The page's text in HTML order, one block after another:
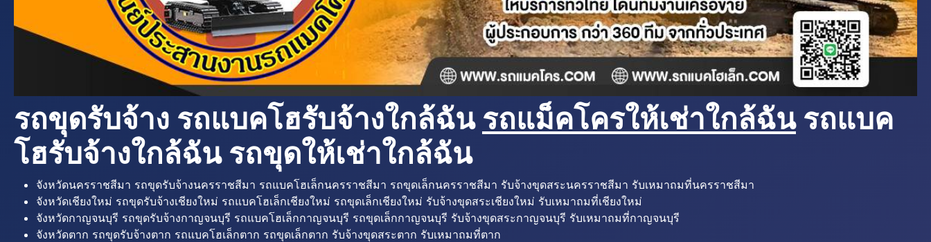
รถขุดรับจ้าง รถแบคโฮรับจ้างใกล้ฉัน รถแม็คโครให้เช่าใกล้ฉันรถแบค
โฮรับจ้างใกล้ฉัน รถขุดให้เช่าใกล้ฉัน
จังหวัดนครราชสีมา รถขุดรับจ้างนครราชสีมา รถแบคโฮเล็กนครราชสีมา รถขุดเล็กนครราชสีมา รับจ้างขุดสระนครราชสีมา รับเหมาถมที่นครราชสีมา
จังหวัดเชียงใหม่ รถขุดรับจ้างเชียงใหม่ รถแบคโฮเล็กเชียงใหม่ รถขุดเล็กเชียงใหม่ รับจ้างขุดสระเชียงใหม่ รับเหมาถมที่เชียงใหม่
จังหวัดกาญจนบุรี รถขุดรับจ้างกาญจนบุรี รถแบคโฮเล็กกาญจนบุรี รถขุดเล็กกาญจนบุรี รับจ้างขุดสระกาญจนบุรี รับเหมาถมที่กาญจนบุรี
จังหวัดตาก รถขุดรับจ้างตาก รถแบคโฮเล็กตาก รถขุดเล็กตาก รับจ้างขุดสระตาก รับเหมาถมที่ตาก